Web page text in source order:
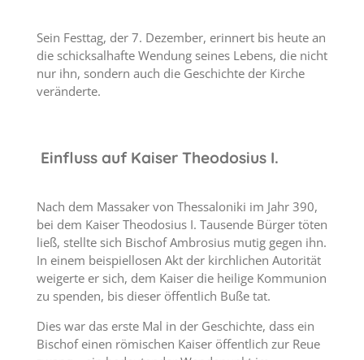
Sein Festtag, der 7. Dezember, erinnert bis heute an
die schicksalhafte Wendung seines Lebens, die nicht
nur ihn, sondern auch die Geschichte der Kirche
veränderte.
Einfluss auf Kaiser Theodosius I.
Nach dem Massaker von Thessaloniki im Jahr 390,
bei dem Kaiser Theodosius I. Tausende Bürger töten
ließ, stellte sich Bischof Ambrosius mutig gegen ihn.
In einem beispiellosen Akt der kirchlichen Autorität
weigerte er sich, dem Kaiser die heilige Kommunion
zu spenden, bis dieser öffentlich Buße tat.
Dies war das erste Mal in der Geschichte, dass ein
Bischof einen römischen Kaiser öffentlich zur Reue